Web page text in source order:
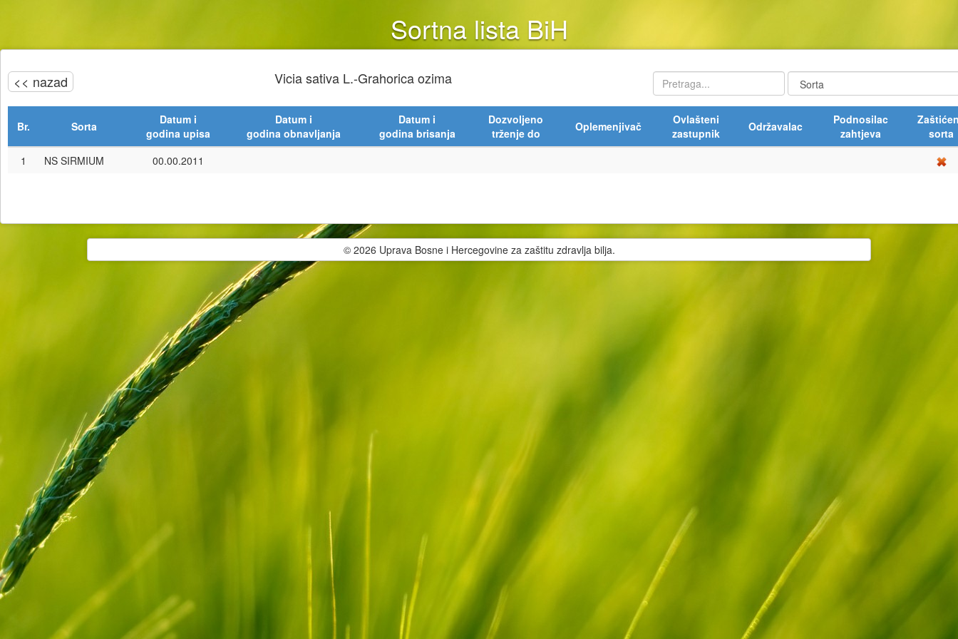
Sortna lista BiH
<< nazad Vicia sativa L.-Grahorica ozima
Br. Sorta
Datum i
godina upisa
Datum i
godina obnavljanja
Datum i
godina brisanja
Dozvoljeno
trženje do
Oplemenjivač
Ovlašteni
zastupnik
Održavalac
Podnosilac
zahtjeva
sorta
1
NS SIRMIUM 00.00.2011
© 2026 Uprava Bosne i Hercegovine za zaštitu zdravlja bilja.